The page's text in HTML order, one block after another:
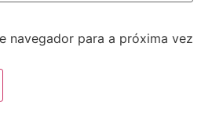
navegador para a próxima vez